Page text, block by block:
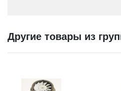
Другие товары из